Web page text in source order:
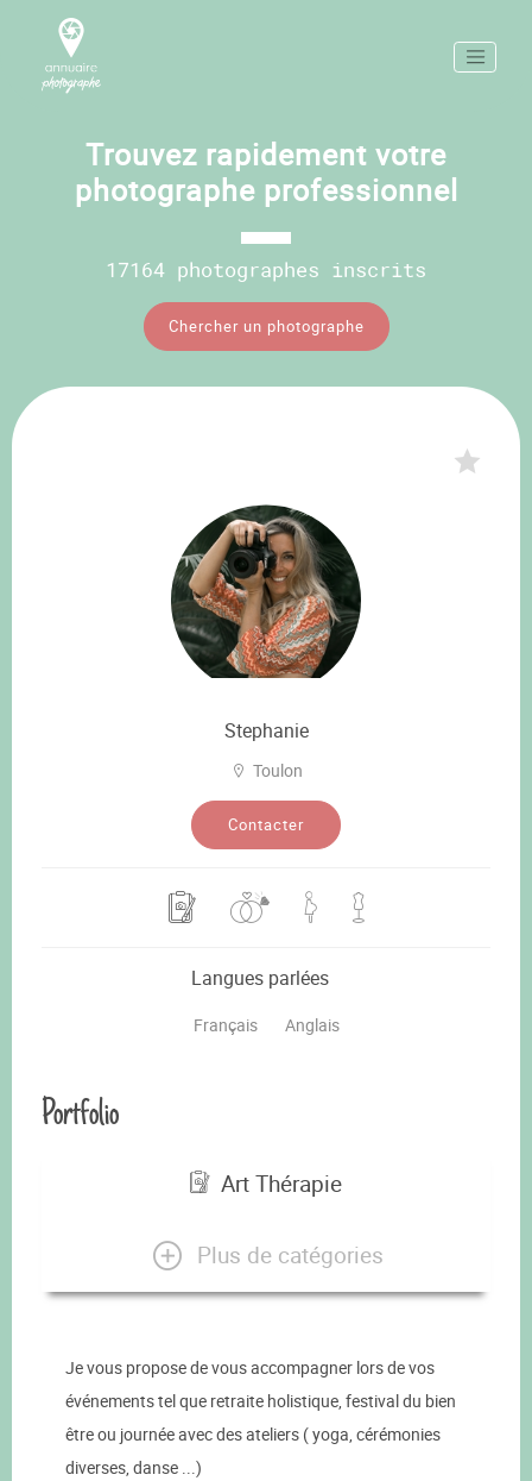
Trouvez rapidement votre
photographe professionnel
17164 photographes inscrits
Chercher un photographe
Stephanie
Toulon
Contacter
Langues parlées
Français Anglais
Portfolio
Art Thérapie
Plus de catégories
Je vous propose de vous accompagner lors de vos
événements tel que retraite holistique, festival du bien
être ou journée avec des ateliers ( yoga, cérémonies
diverses, danse ...)